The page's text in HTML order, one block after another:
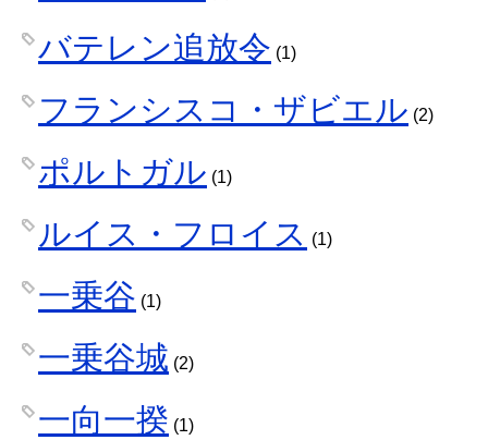
バテレン追放令 (1)
フランシスコ・ザビエル (2)
ポルトガル (1)
ルイス・フロイス (1)
一乗谷 (1)
一乗谷城 (2)
一向一揆 (1)